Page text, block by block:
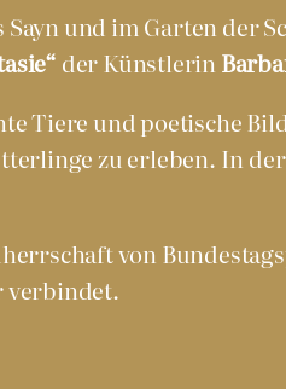
und im Garten
der Künstlerin
Tiere und poetische
zu erleben. In
von
verbindet.